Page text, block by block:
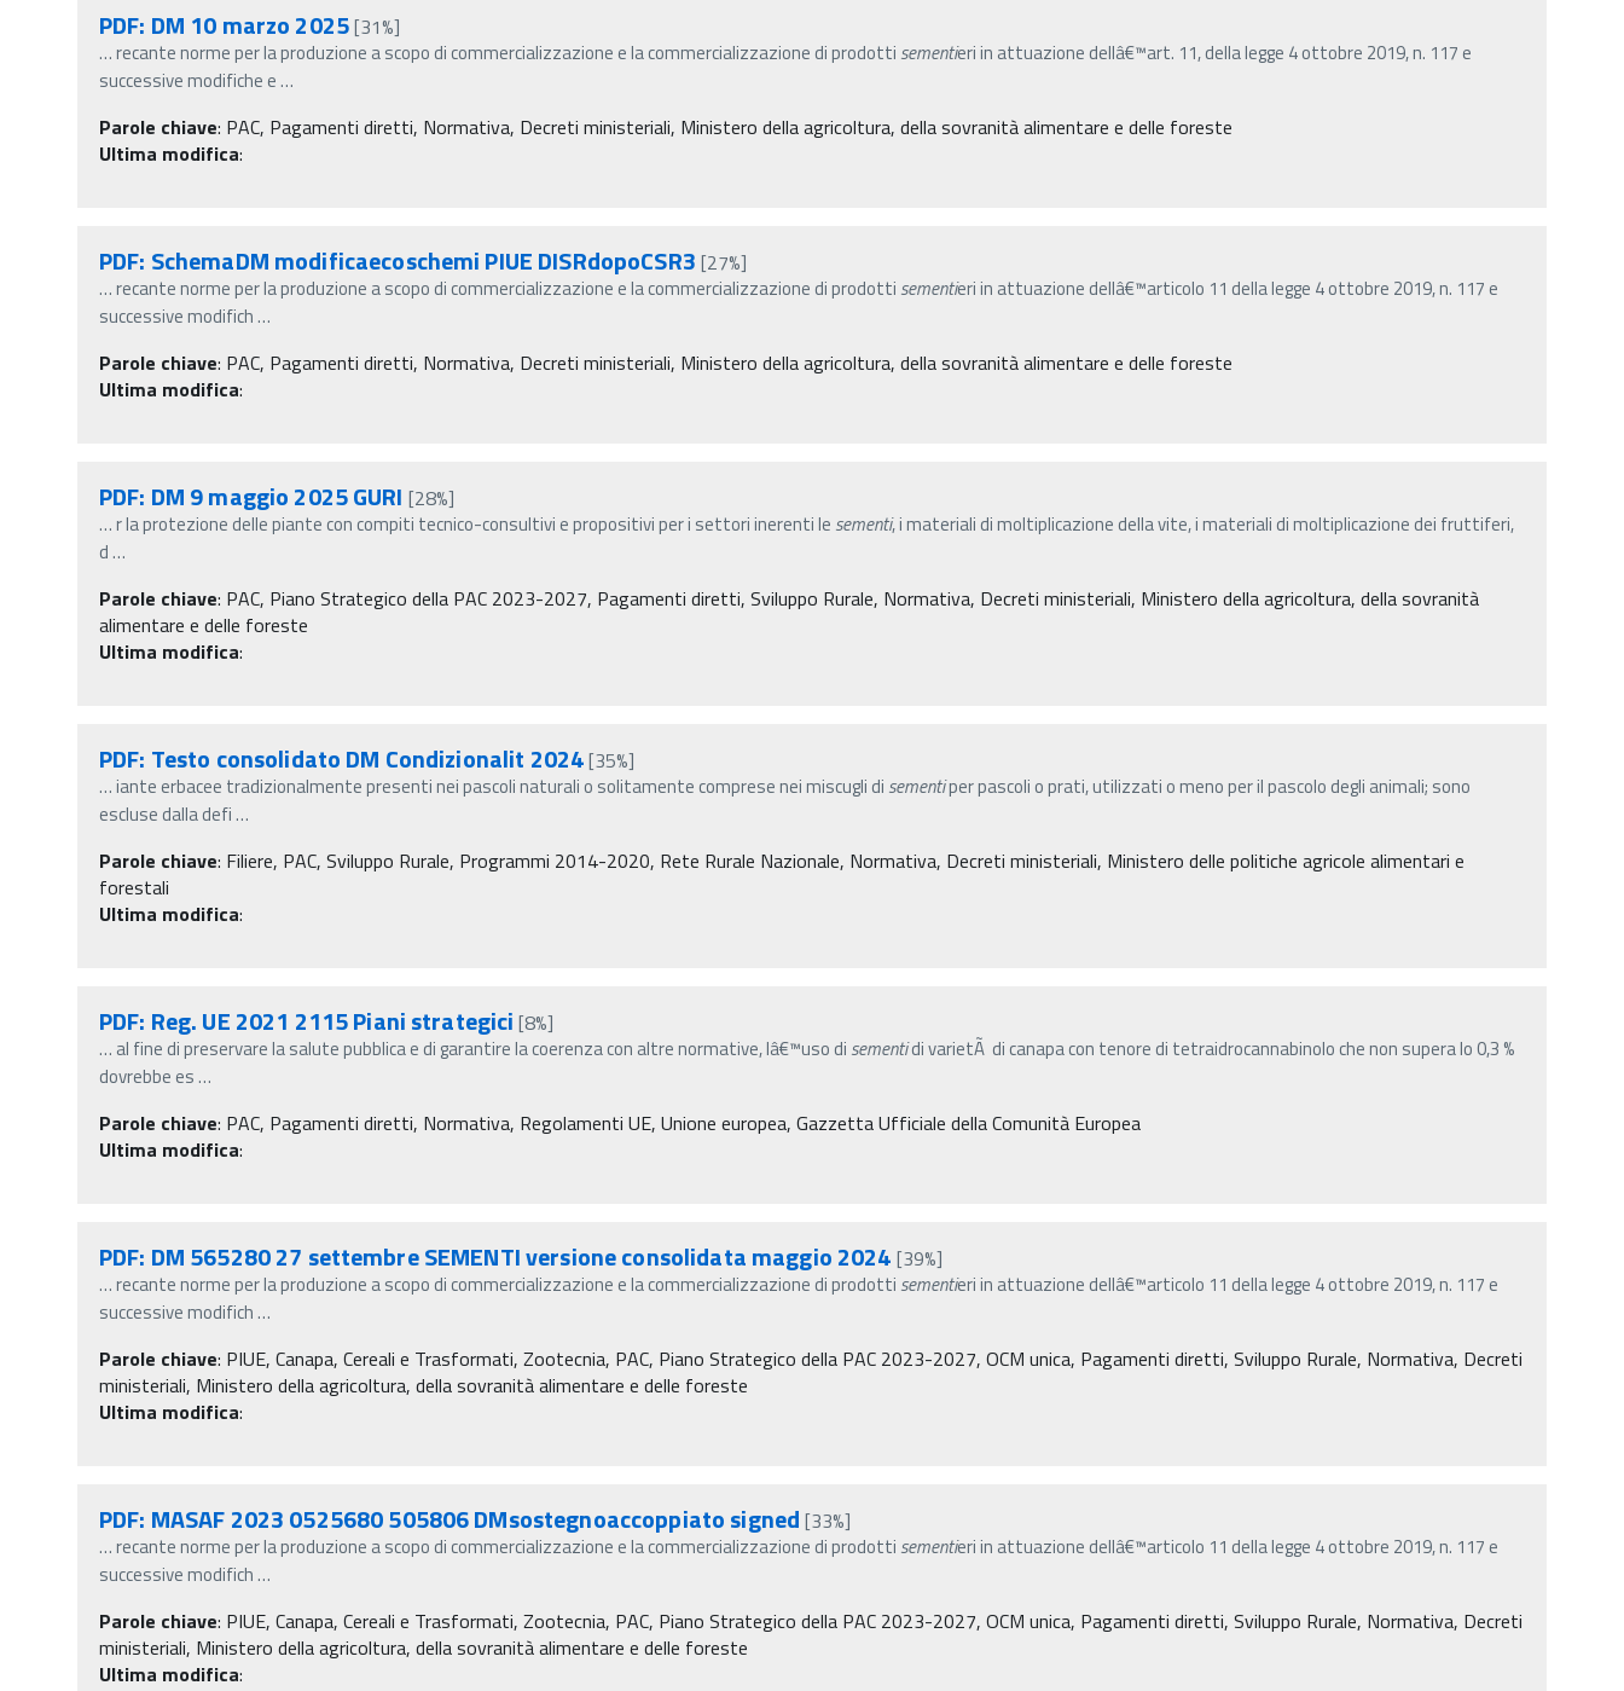
PDF: DM 10 marzo 2025[31%]
…recante norme per la produzione a scopo di commercializzazione e la commercializzazione di prodotti sementieri in attuazione dellâ€™art. 11, della legge 4 ottobre 2019, n. 117 e
successive modifiche e…
Parole chiave: PAC, Pagamenti diretti, Normativa, Decreti ministeriali, Ministero della agricoltura, della sovranità alimentare e delle foreste
Ultima modifica:
PDF: SchemaDM modificaecoschemi PIUE DISRdopoCSR3 [27%]
…recante norme per la produzione a scopo di commercializzazione e la commercializzazione di prodotti sementieri in attuazione dellâ€™articolo 11 della legge 4 ottobre 2019, n. 117 e
successive modifich…
Parole chiave: PAC, Pagamenti diretti, Normativa, Decreti ministeriali, Ministero della agricoltura, della sovranità alimentare e delle foreste
Ultima modifica:
PDF: DM 9 maggio 2025 GURI [28%]
…r la protezione delle piante con compiti tecnico-consultivi e propositivi per i settori inerenti le sementi, i materiali di moltiplicazione della vite, i materiali di moltiplicazione dei fruttiferi,
d…
Parole chiave: PAC, Piano Strategico della PAC 2023-2027, Pagamenti diretti, Sviluppo Rurale, Normativa, Decreti ministeriali, Ministero della agricoltura, della sovranità
alimentare e delle foreste
Ultima modifica:
PDF: Testo consolidato DM Condizionalit 2024[35%]
…iante erbacee tradizionalmente presenti nei pascoli naturali o solitamente comprese nei miscugli di sementiper pascoli o prati, utilizzati o meno per il pascolo degli animali; sono
escluse dalla defi…
Parole chiave: Filiere, PAC, Sviluppo Rurale, Programmi 2014-2020, Rete Rurale Nazionale, Normativa, Decreti ministeriali, Ministero delle politiche agricole alimentari e
forestali
Ultima modifica:
PDF: Reg. UE 2021 2115 Piani strategici [8%]
… al fine di preservare la salute pubblica e di garantire la coerenza con altre normative, lâ€™uso di sementidi varietÃ di canapa con tenore di tetraidrocannabinolo che non supera lo 0,3 %
dovrebbe es…
Parole chiave: PAC, Pagamenti diretti, Normativa, Regolamenti UE, Unione europea, Gazzetta Ufficiale della Comunità Europea
Ultima modifica:
PDF: DM 565280 27 settembre SEMENTI versione consolidata maggio 2024 [39%]
…recante norme per la produzione a scopo di commercializzazione e la commercializzazione di prodotti sementieri in attuazione dellâ€™articolo 11 della legge 4 ottobre 2019, n. 117 e
successive modifich…
Parole chiave: PIUE, Canapa, Cereali e Trasformati, Zootecnia, PAC, Piano Strategico della PAC 2023-2027, OCM unica, Pagamenti diretti, Sviluppo Rurale, Normativa, Decreti
ministeriali, Ministero della agricoltura, della sovranità alimentare e delle foreste
Ultima modifica:
PDF: MASAF 2023 0525680 505806 DMsostegnoaccoppiato signed [33%]
…recante norme per la produzione a scopo di commercializzazione e la commercializzazione di prodotti sementieri in attuazione dellâ€™articolo 11 della legge 4 ottobre 2019, n. 117 e
successive modifich…
Parole chiave: PIUE, Canapa, Cereali e Trasformati, Zootecnia, PAC, Piano Strategico della PAC 2023-2027, OCM unica, Pagamenti diretti, Sviluppo Rurale, Normativa, Decreti
ministeriali, Ministero della agricoltura, della sovranità alimentare e delle foreste
Ultima modifica: